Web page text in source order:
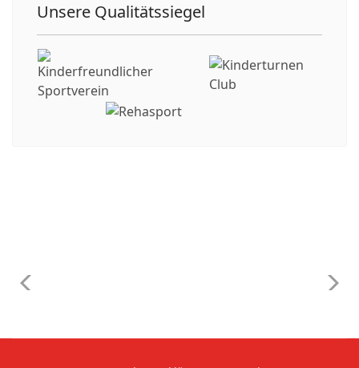
Unsere Qualitätssiegel